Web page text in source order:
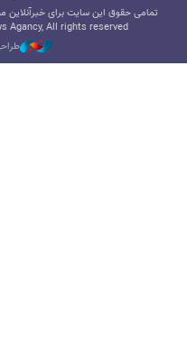
تمامی حقوق این سایت برای خبرآنلاین
Agancy, All rights reserved